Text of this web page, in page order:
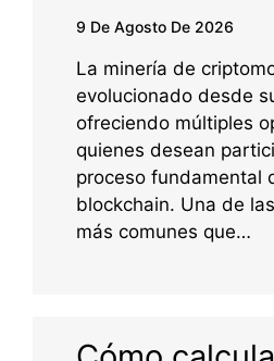
9 De Agosto De 2026
La minería de
evolucionado desde
ofreciendo múltiples
quienes desean
proceso fundamental
blockchain. Una de
más comunes que…